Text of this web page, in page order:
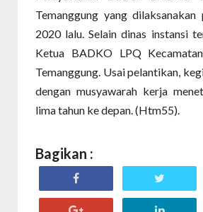
Temanggung yang dilaksanakan
2020 lalu. Selain dinas instansi
Ketua BADKO LPQ
Temanggung. Usai pelantikan,
dengan musyawarah kerja
lima tahun ke depan. (Htm55).
Bagikan :